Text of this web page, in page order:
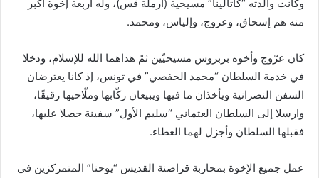
وكانت والدته “كاتالينا” مسيحية (أرملة قس)، وله أربعة إخوة أكبر
منه هم إسحاق، وعروج، وإلياس، ومحمد.
كان عرّوج وأخوه بربروس مسيحيّين ثمّ هداهما الله للإسلام، ودخلا
في خدمة السلطان “محمد الحفصي” في تونس، إذ كانا يعترضان
السفن النصرانية ويأخذان ما فيها ويبيعان ركّابها وملّاحيها رقيقًا،
وارسلا إلى السلطان العثماني “سليم الأول” سفينة حصلا عليها،
فقبلها السلطان وأجزل لهما العطاء.
عمل جميع الإخوة بمحاربة قراصنة القديس “يوحنا” المتمركزين في